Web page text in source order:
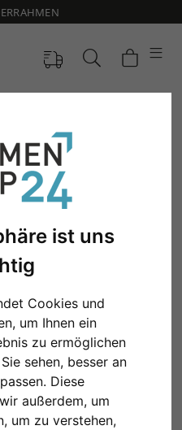
ist uns
Cookies und
um Ihnen ein
zu ermöglichen
sehen, besser an
Diese
außerdem, um
um zu verstehen,